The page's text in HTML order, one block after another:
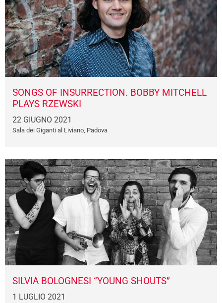
SONGS OF INSURRECTION. BOBBY MITCHELL
PLAYS RZEWSKI
22 GIUGNO 2021
Sala dei Giganti al Liviano, Padova
SILVIA BOLOGNESI “YOUNG SHOUTS”
1 LUGLIO 2021